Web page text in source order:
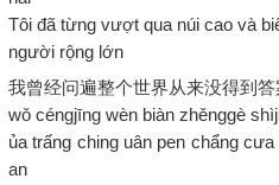
Tôi đã từng vượt qua núi cao và
người rộng lớn
我曾经问遍整个世界从来没得到答
wǒ céngjīng wèn biàn zhěnggè
ủa trấng ching uân pen chẩng
an